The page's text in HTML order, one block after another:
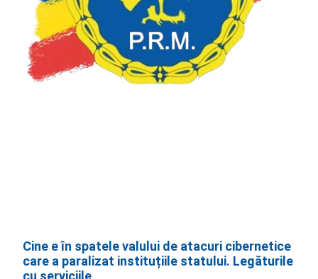
Cine e în spatele valului de atacuri cibernetice
care a paralizat instituțiile statului. Legăturile
cu serviciile